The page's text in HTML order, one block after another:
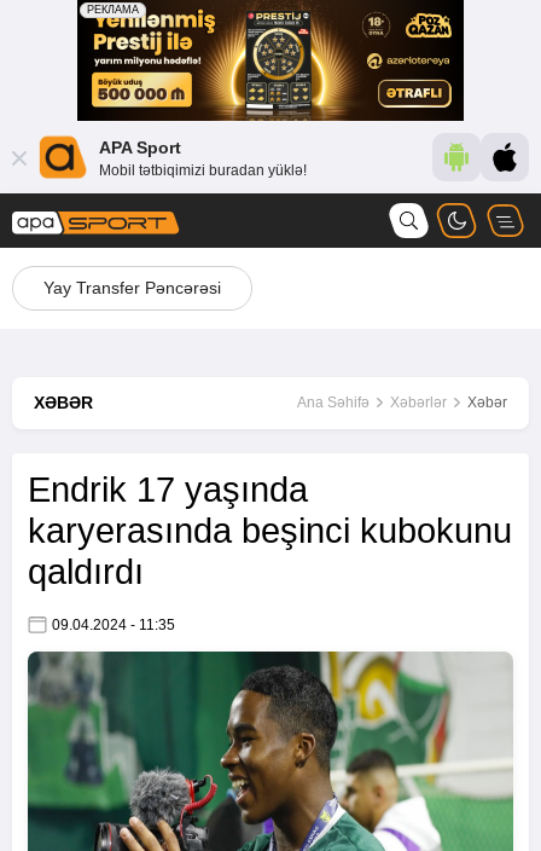
APA Sport
Mobil tətbiqimizi buradan yüklə!
Yay Transfer Pəncərəsi
XƏBƏR Ana Səhifə Xəbərlər Xəbər
Endrik 17 yaşında
karyerasında beşinci kubokunu
qaldırdı
09.04.2024 - 11:35